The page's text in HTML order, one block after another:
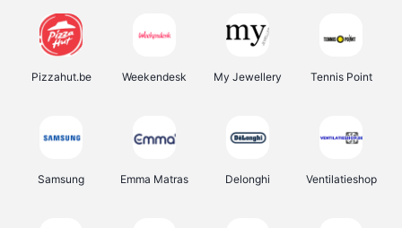
Pizzahut.be Weekendesk My Jewellery Tennis Point
Samsung Emma Matras Delonghi Ventilatieshop